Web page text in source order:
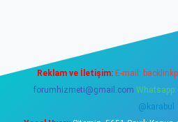
Reklam ve İletişim: E-mail:
forumhizmeti@gmail.com
@karabul